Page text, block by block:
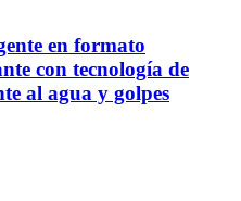
en formato
con tecnología de
al agua y golpes